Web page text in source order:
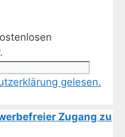
gelesen.
Zugang zu